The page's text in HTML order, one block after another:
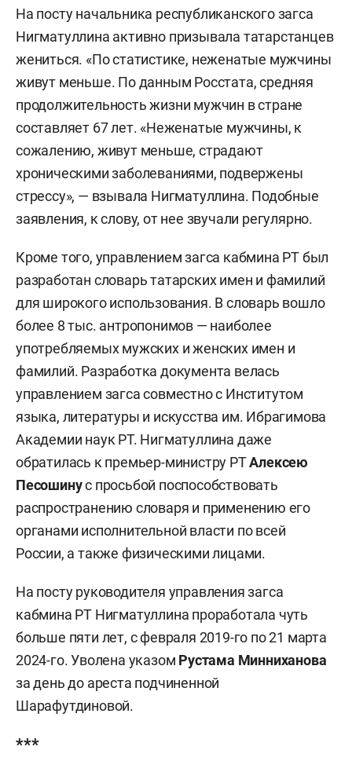
На посту начальника республиканского загса
Нигматуллина активно призывала татарстанцев
жениться. «По статистике, неженатые мужчины
живут меньше. По данным Росстата, средняя
продолжительность жизни мужчин в стране
составляет 67 лет. «Неженатые мужчины, к
сожалению, живут меньше, страдают
хроническими заболеваниями, подвержены
стрессу», — взывала Нигматуллина. Подобные
заявления, к слову, от нее звучали регулярно.
Кроме того, управлением загса кабмина РТ был
разработан словарь татарских имен и фамилий
для широкого использования. В словарь вошло
более 8 тыс. антропонимов — наиболее
употребляемых мужских и женских имен и
фамилий. Разработка документа велась
управлением загса совместно с Институтом
языка, литературы и искусства им. Ибрагимова
Академии наук РТ. Нигматуллина даже
обратилась к премьер-министру РТАлексею
Песошинус просьбой поспособствовать
распространению словаря и применению его
органами исполнительной власти по всей
России, а также физическими лицами.
На посту руководителя управления загса
кабмина РТ Нигматуллина проработала чуть
больше пяти лет, с февраля 2019-го по 21 марта
2024-го. Уволена указом Рустама Минниханова
за день до ареста подчиненной
Шарафутдиновой.
***